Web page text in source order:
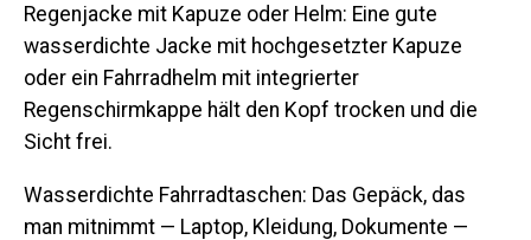
Regenjacke mit Kapuze oder Helm: Eine gute
wasserdichte Jacke mit hochgesetzter Kapuze
oder ein Fahrradhelm mit integrierter
Regenschirmkappe hält den Kopf trocken und die
Sicht frei.
Wasserdichte Fahrradtaschen: Das Gepäck, das
man mitnimmt — Laptop, Kleidung, Dokumente —